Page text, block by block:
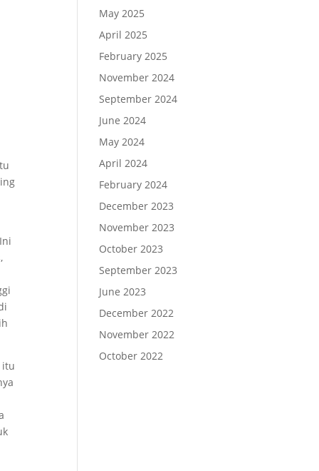
itu
May 2025
April 2025
February 2025
November 2024
September 2024
June 2024
May 2024
April 2024
February 2024
December 2023
November 2023
October 2023
September 2023
June 2023
December 2022
November 2022
October 2022